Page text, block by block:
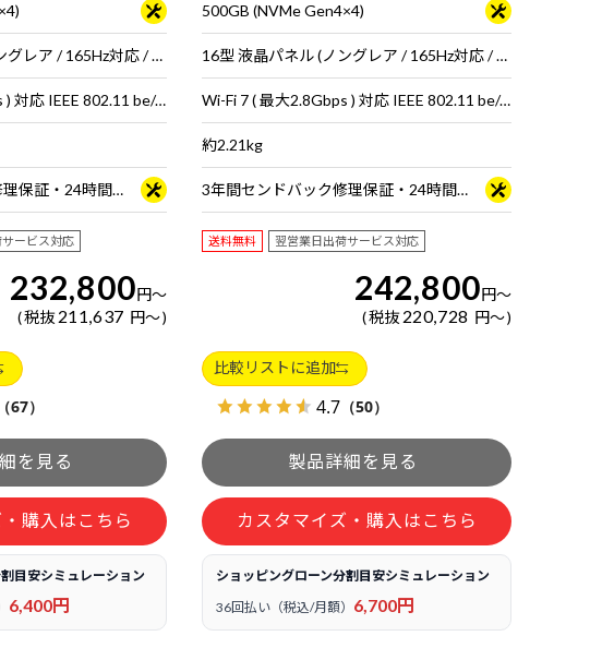
16型 液晶パネル (ノングレア / 165Hz対応 / アスペクト比16:10)
Wi-Fi 7 ( 最大2.8Gbps ) 対応 IEEE 802.11 be/ax/ac/a/b/g/n準拠 ＋ Bluetooth 5内蔵
3年間センドバック修理保証・24時間×365日電話サポート
ービス対応
232,800円～
税抜 211,637 円～
（67）
購入はこちら
目安シミュレーション
6,400円
500GB (NVMe Gen4×4)
16型 液晶パネル (ノングレア / 165Hz対応 / アスペクト比16:10)
Wi-Fi 7 ( 最大2.8Gbps ) 対応 IEEE 802.11 be/ax/ac/a/b/g/n準拠 ＋ Bluetooth 5内蔵
約2.21kg
3年間センドバック修理保証・24時間×365日電話サポート
送料無料 翌営業日出荷サービス対応
242,800円～
税抜 220,728 円～
比較リストに追加
4.7 （50）
カスタマイズ・購入はこちら
ショッピングローン分割目安シミュレーション
36回払い（税込/月額） 6,700円